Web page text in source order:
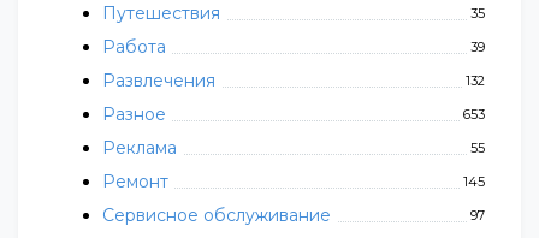
Путешествия 35
Работа 39
Развлечения 132
Разное 653
Реклама 55
Ремонт 145
Сервисное обслуживание 97